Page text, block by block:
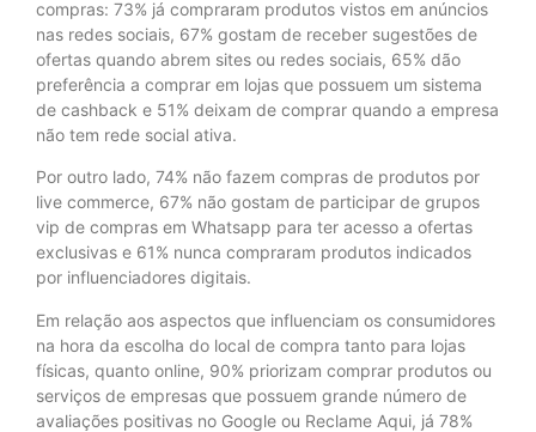
compras: 73% já compraram produtos vistos em anúncios
nas redes sociais, 67% gostam de receber sugestões de
ofertas quando abrem sites ou redes sociais, 65% dão
preferência a comprar em lojas que possuem um sistema
de cashback e 51% deixam de comprar quando a empresa
não tem rede social ativa.
Por outro lado, 74% não fazem compras de produtos por
live commerce, 67% não gostam de participar de grupos
vip de compras em Whatsapp para ter acesso a ofertas
exclusivas e 61% nunca compraram produtos indicados
por influenciadores digitais.
Em relação aos aspectos que influenciam os consumidores
na hora da escolha do local de compra tanto para lojas
físicas, quanto online, 90% priorizam comprar produtos ou
serviços de empresas que possuem grande número de
avaliações positivas no Google ou Reclame Aqui, já 78%